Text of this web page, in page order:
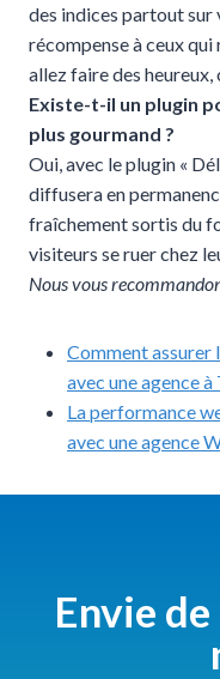
des indices partout
récompense à ceux qui
allez faire des
Existe-t-il un plugin
plus gourmand ?
Oui, avec le plugin «
diffusera en
fraîchement sortis du
visiteurs se ruer chez
Nous vous
Comment assurer
avec une agence à
La performance
avec une agence
Envie